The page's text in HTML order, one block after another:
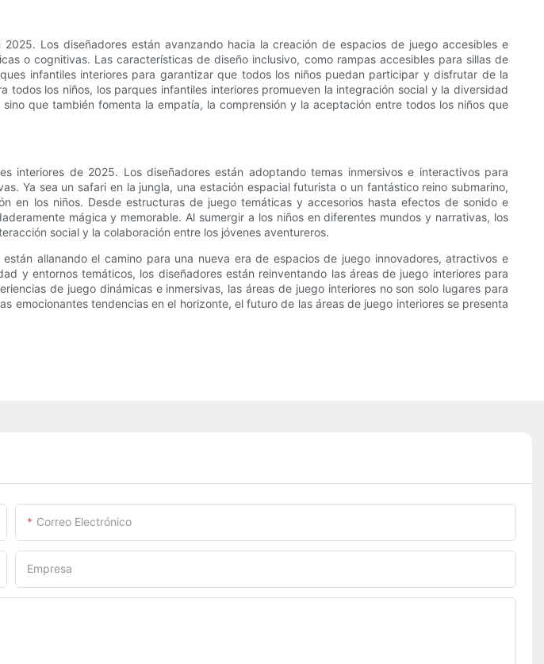
Los diseñadores están avanzando hacia la creación de espacios de juego accesibles e
o cognitivas. Las características de diseño inclusivo, como rampas accesibles para sillas de
infantiles interiores para garantizar que todos los niños puedan participar y disfrutar de la
los niños, los parques infantiles interiores promueven la integración social y la diversidad
que también fomenta la empatía, la comprensión y la aceptación entre todos los niños que
interiores de 2025. Los diseñadores están adoptando temas inmersivos e interactivos para
Ya sea un safari en la jungla, una estación espacial futurista o un fantástico reino submarino,
en los niños. Desde estructuras de juego temáticas y accesorios hasta efectos de sonido e
mágica y memorable. Al sumergir a los niños en diferentes mundos y narrativas, los
social y la colaboración entre los jóvenes aventureros.
allanando el camino para una nueva era de espacios de juego innovadores, atractivos e
y entornos temáticos, los diseñadores están reinventando las áreas de juego interiores para
de juego dinámicas e inmersivas, las áreas de juego interiores no son solo lugares para
emocionantes tendencias en el horizonte, el futuro de las áreas de juego interiores se presenta
Correo Electrónico
Empresa